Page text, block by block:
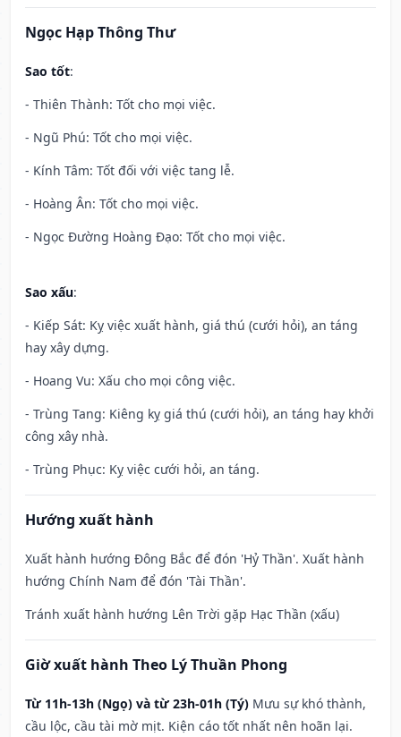
Ngọc Hạp Thông Thư
Sao tốt:
- Thiên Thành: Tốt cho mọi việc.
- Ngũ Phú: Tốt cho mọi việc.
- Kính Tâm: Tốt đối với việc tang lễ.
- Hoàng Ân: Tốt cho mọi việc.
- Ngọc Đường Hoàng Đạo: Tốt cho mọi việc.
Sao xấu:
- Kiếp Sát: Kỵ việc xuất hành, giá thú (cưới hỏi), an táng
hay xây dựng.
- Hoang Vu: Xấu cho mọi công việc.
- Trùng Tang: Kiêng kỵ giá thú (cưới hỏi), an táng hay khởi
công xây nhà.
- Trùng Phục: Kỵ việc cưới hỏi, an táng.
Hướng xuất hành
Xuất hành hướng Đông Bắc để đón 'Hỷ Thần'. Xuất hành
hướng Chính Nam để đón 'Tài Thần'.
Tránh xuất hành hướng Lên Trời gặp Hạc Thần (xấu)
Giờ xuất hành Theo Lý Thuần Phong
Từ 11h-13h (Ngọ) và từ 23h-01h (Tý) Mưu sự khó thành,
cầu lộc, cầu tài mờ mịt. Kiện cáo tốt nhất nên hoãn lại.